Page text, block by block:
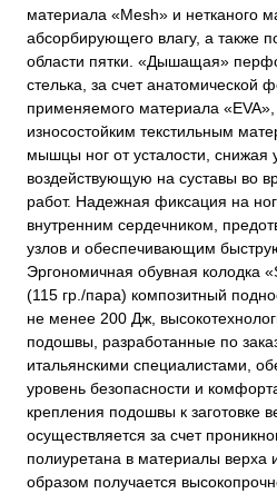
материала «Mesh» и нетканого
абсорбирующего влагу, а также
области пятки. «Дышащая»
стелька, за счет анатомической
применяемого материала
износостойким текстильным
мышцы ног от усталости, снижая
воздействующую на суставы во
работ. Надежная фиксация на
внутренним сердечником,
узлов и обеспечивающим
Эргономичная обувная колодка
(115 гр./пара) композитный
не менее 200 Дж,
подошвы, разработанные по
итальянскими специалистами,
уровень безопасности и
крепления подошвы к заготовке
осуществляется за счет
полиуретана в материалы верха
образом получается